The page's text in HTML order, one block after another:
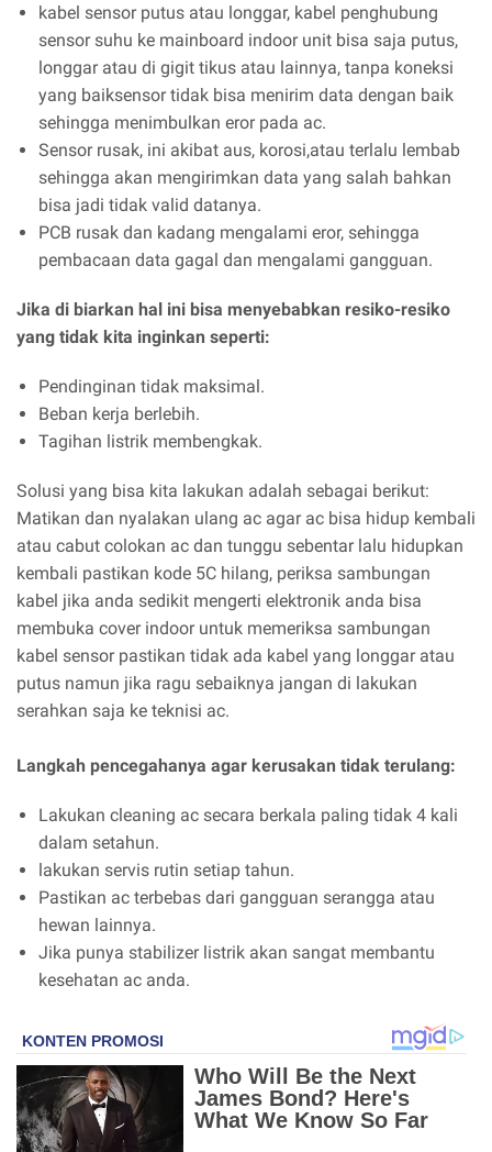
kabel sensor putus atau longgar, kabel penghubung
sensor suhu ke mainboard indoor unit bisa saja putus,
longgar atau di gigit tikus atau lainnya, tanpa koneksi
yang baiksensor tidak bisa menirim data dengan baik
sehingga menimbulkan eror pada ac.
Sensor rusak, ini akibat aus, korosi,atau terlalu lembab
sehingga akan mengirimkan data yang salah bahkan
bisa jadi tidak valid datanya.
PCB rusak dan kadang mengalami eror, sehingga
pembacaan data gagal dan mengalami gangguan.
Jika di biarkan hal ini bisa menyebabkan resiko-resiko
yang tidak kita inginkan seperti:
Pendinginan tidak maksimal.
Beban kerja berlebih.
Tagihan listrik membengkak.
Solusi yang bisa kita lakukan adalah sebagai berikut:
Matikan dan nyalakan ulang ac agar ac bisa hidup kembali
atau cabut colokan ac dan tunggu sebentar lalu hidupkan
kembali pastikan kode 5C hilang, periksa sambungan
kabel jika anda sedikit mengerti elektronik anda bisa
membuka cover indoor untuk memeriksa sambungan
kabel sensor pastikan tidak ada kabel yang longgar atau
putus namun jika ragu sebaiknya jangan di lakukan
serahkan saja ke teknisi ac.
Langkah pencegahanya agar kerusakan tidak terulang:
Lakukan cleaning ac secara berkala paling tidak 4 kali
dalam setahun.
lakukan servis rutin setiap tahun.
Pastikan ac terbebas dari gangguan serangga atau
hewan lainnya.
Jika punya stabilizer listrik akan sangat membantu
kesehatan ac anda.